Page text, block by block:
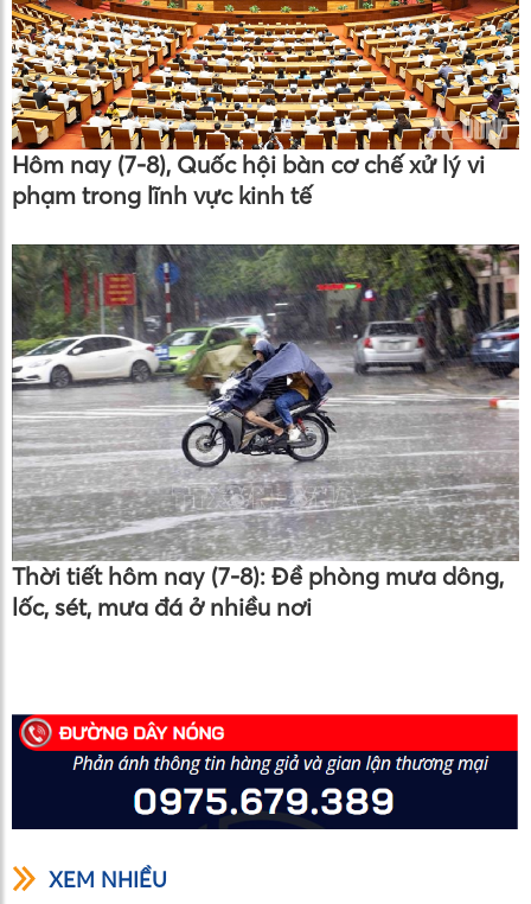
Hôm nay (7-8), Quốc hội bàn cơ chế xử lý vi
phạm trong lĩnh vực kinh tế
Thời tiết hôm nay (7-8): Đề phòng mưa dông,
lốc, sét, mưa đá ở nhiều nơi
XEM NHIỀU